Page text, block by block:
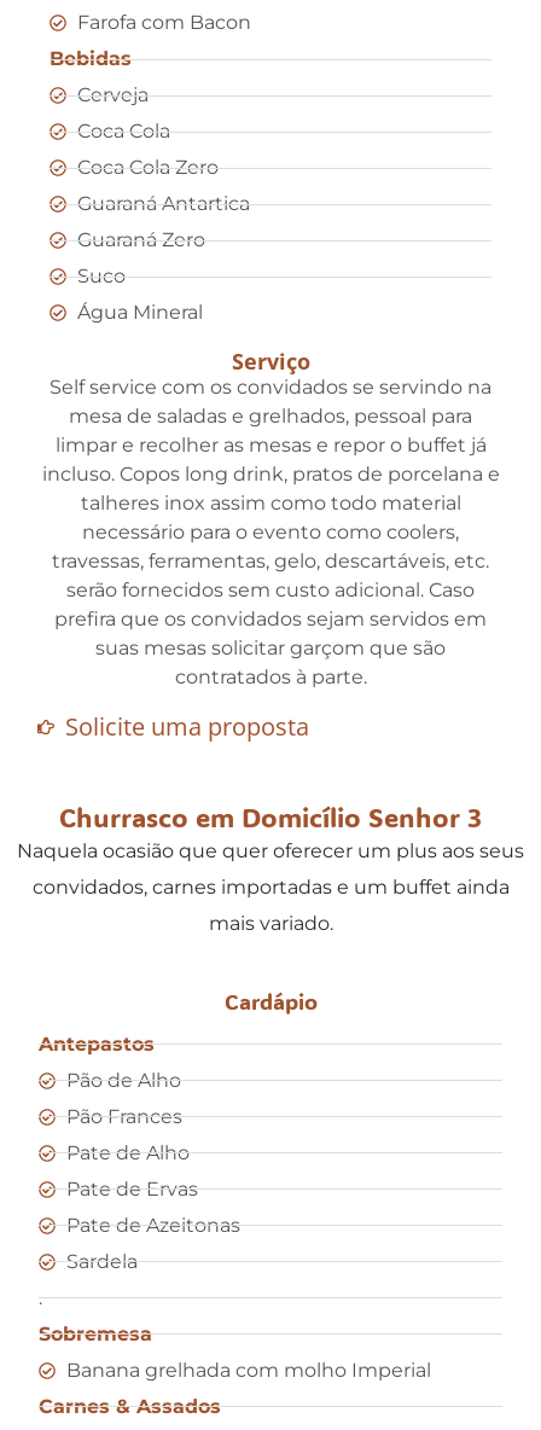
Farofa com Bacon
Bebidas
Cerveja
Coca Cola
Coca Cola Zero
Guaraná Antartica
Guaraná Zero
Suco
Água Mineral
Serviço
Self service com os convidados se servindo na
mesa de saladas e grelhados, pessoal para
limpar e recolher as mesas e repor o buffet já
incluso. Copos long drink, pratos de porcelana e
talheres inox assim como todo material
necessário para o evento como coolers,
travessas, ferramentas, gelo, descartáveis, etc.
serão fornecidos sem custo adicional. Caso
prefira que os convidados sejam servidos em
suas mesas solicitar garçom que são
contratados à parte.
Solicite uma proposta
Churrasco em Domicílio Senhor 3
Naquela ocasião que quer oferecer um plus aos seus
convidados, carnes importadas e um buffet ainda
mais variado.
Cardápio
Antepastos
Pão de Alho
Pão Frances
Pate de Alho
Pate de Ervas
Pate de Azeitonas
Sardela
.
Sobremesa
Banana grelhada com molho Imperial
Carnes & Assados